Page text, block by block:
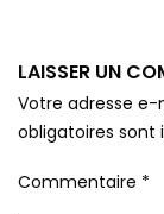
LAISSER UN
Votre adresse e-
obligatoires sont
Commentaire *